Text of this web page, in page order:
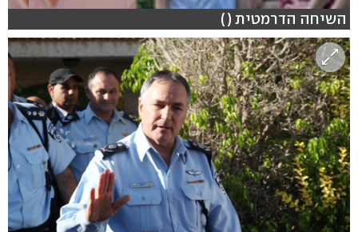
השיחה הדרמטית ( )